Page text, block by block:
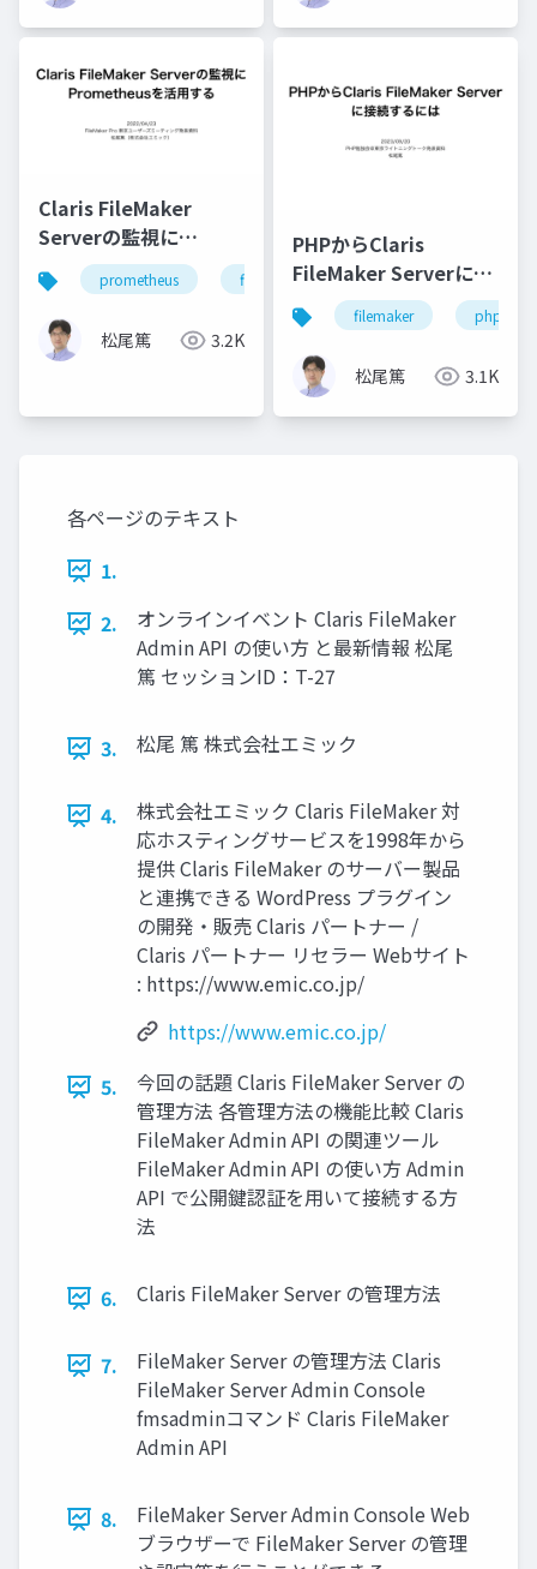
Claris FileMaker
Serverの監視に
Prometheusを活用す
る
prometheus filemaker server monitoring
松尾篤 3.2K
PHPからClaris
FileMaker Serverに接
続するには
filemaker php
松尾篤 3.1K
各ページのテキスト
1.
2.
オンラインイベント Claris FileMaker
Admin API の使い方 と最新情報 松尾
篤 セッションID：T-27
3. 松尾 篤 株式会社エミック
4.
株式会社エミック Claris FileMaker 対
応ホスティングサービスを1998年から
提供 Claris FileMaker のサーバー製品
と連携できる WordPress プラグイン
の開発・販売 Claris パートナー /
Claris パートナー リセラー Webサイト
: https://www.emic.co.jp/
https://www.emic.co.jp/
5.
今回の話題 Claris FileMaker Server の
管理方法 各管理方法の機能比較 Claris
FileMaker Admin API の関連ツール
FileMaker Admin API の使い方 Admin
API で公開鍵認証を用いて接続する方
法
6. Claris FileMaker Server の管理方法
7.
FileMaker Server の管理方法 Claris
FileMaker Server Admin Console
fmsadminコマンド Claris FileMaker
Admin API
8.
FileMaker Server Admin Console Web
ブラウザーで FileMaker Server の管理